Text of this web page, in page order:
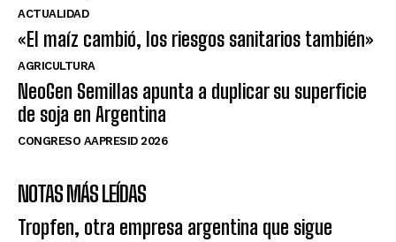
ACTUALIDAD
«El maíz cambió, los riesgos sanitarios también»
AGRICULTURA
NeoGen Semillas apunta a duplicar su superficie
de soja en Argentina
CONGRESO AAPRESID 2026
NOTAS MÁS LEÍDAS
Tropfen, otra empresa argentina que sigue